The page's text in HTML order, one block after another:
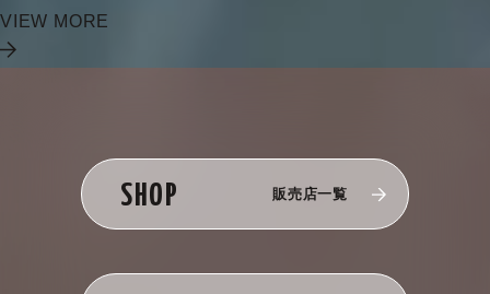
VIEW MORE
SHOP 販売店一覧